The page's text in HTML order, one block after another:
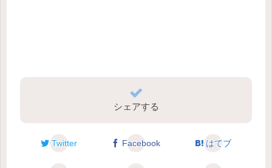
シェアする
Twitter Facebook はてブ